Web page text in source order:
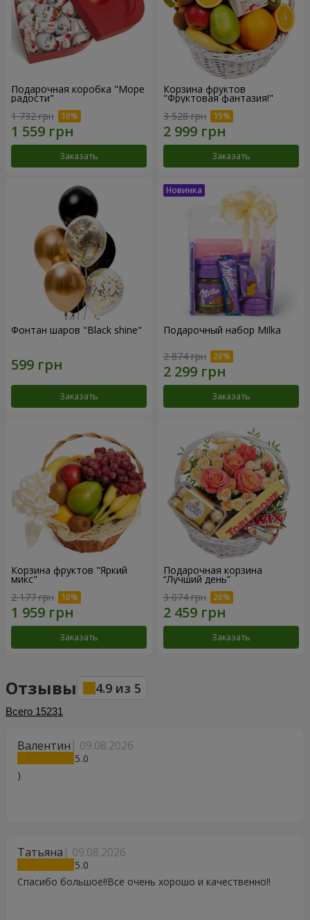
Подарочная коробка "Море
радости"
1 732 грн
Заказать
Корзина фруктов
"Фруктовая фантазия!"
3 528 грн
Заказать
Фонтан шаров "Black shine"
Заказать
Подарочный набор Milka
2 874 грн
Заказать
Корзина фруктов "Яркий
микс"
2 177 грн
Заказать
Подарочная корзина
“Лучший день”
3 074 грн
Заказать
Отзывы 4.9 из 5
Всего 15231
Валентин 09.08.2026
5
)
Татьяна 09.08.2026
5
Спасибо большое!!Все очень хорошо и качественно!!